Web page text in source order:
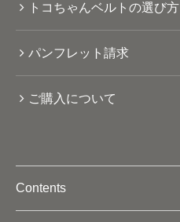
トコちゃんベルトの選び方
パンフレット請求
ご購入について
Contents